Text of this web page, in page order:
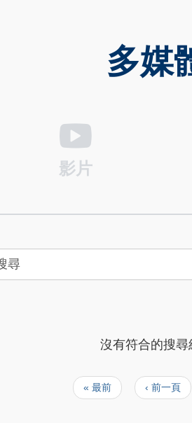
多媒
影片
沒有符合的搜尋
First
page
« 最前
Previous
page
‹ 前一頁